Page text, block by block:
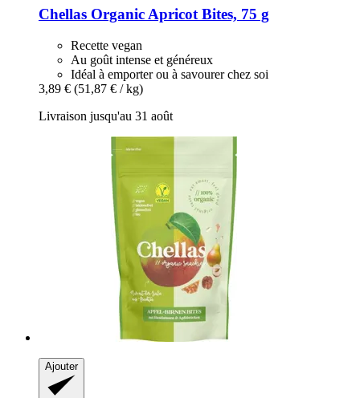
Chellas Organic Apricot Bites, 75 g
Recette vegan
Au goût intense et généreux
Idéal à emporter ou à savourer chez soi
3,89 € (51,87 € / kg)
Livraison jusqu'au 31 août
Ajouter